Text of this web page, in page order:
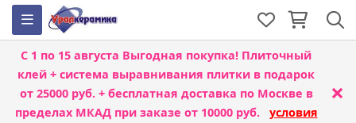
С 1 по 15 августа Выгодная покупка! Плиточный
клей + система выравнивания плитки в подарок
от 25000 руб. + бесплатная доставка по Москве в
пределах МКАД при заказе от 10000 руб. условия
×